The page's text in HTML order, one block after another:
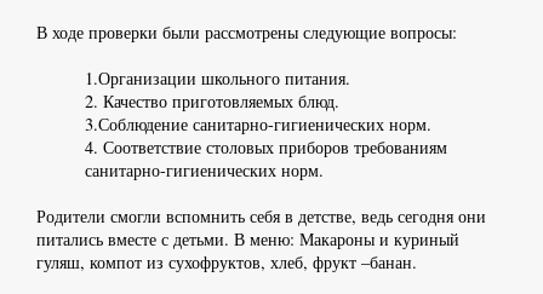
В ходе проверки были рассмотрены следующие вопросы:
1.Организации школьного питания.
2. Качество приготовляемых блюд.
3.Соблюдение санитарно-гигиенических норм.
4. Соответствие столовых приборов требованиям
санитарно-гигиенических норм.
Родители смогли вспомнить себя в детстве, ведь сегодня они
питались вместе с детьми. В меню: Макароны и куриный
гуляш, компот из сухофруктов, хлеб, фрукт –банан.